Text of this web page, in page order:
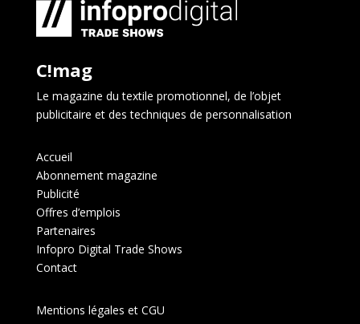
C!mag
Le magazine du textile promotionnel, de l’objet
publicitaire et des techniques de personnalisation
Accueil
Abonnement magazine
Publicité
Offres d’emplois
Partenaires
Infopro Digital Trade Shows
Contact
Mentions légales et CGU